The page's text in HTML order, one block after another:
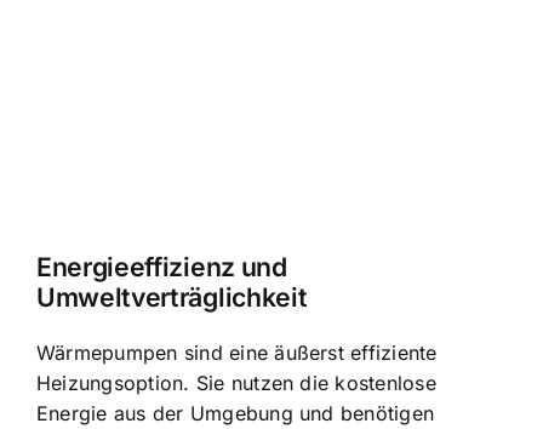
Energieeffizienz und
Umweltverträglichkeit
Wärmepumpen sind eine äußerst effiziente
Heizungsoption. Sie nutzen die kostenlose
Energie aus der Umgebung und benötigen